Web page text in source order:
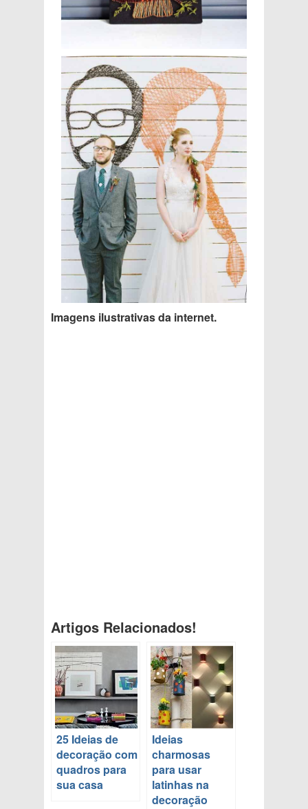
Imagens ilustrativas da internet.
Artigos Relacionados!
25 Ideias de
decoração com
quadros para
sua casa
Ideias
charmosas
para usar
latinhas na
decoração